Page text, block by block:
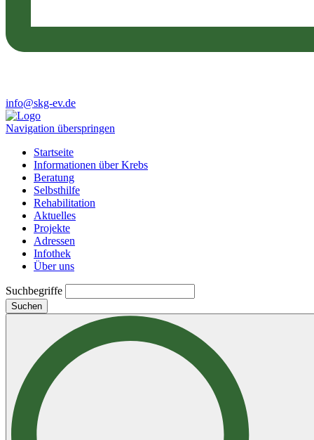
info@skg-ev.de
Navigation überspringen
Startseite
Informationen über Krebs
Beratung
Selbsthilfe
Rehabilitation
Aktuelles
Projekte
Adressen
Infothek
Über uns
Suchbegriffe
Suchen